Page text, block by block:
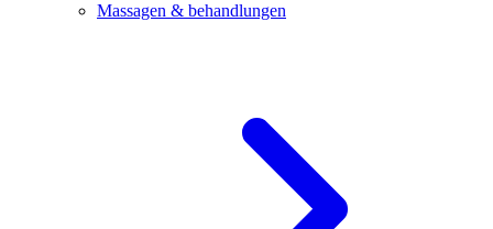
Massagen & behandlungen